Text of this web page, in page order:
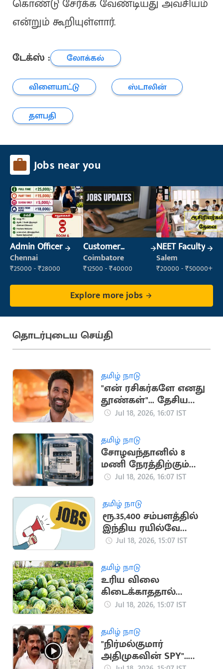
கொண்டு சேர்க்க வேண்டியது அவசியம்
என்றும் கூறியுள்ளார்.
டேக்ஸ் :
லோக்கல்
விளையாட்டு
ஸ்டாலின்
தளபதி
Jobs near you
Admin Officer
Chennai
₹25000 - ₹28000
Customer
Support Officer
Coimbatore
₹12500 - ₹40000
NEET Faculty
Salem
₹20000 - ₹50000+
Explore more jobs
தொடர்புடைய செய்தி
தமிழ் நாடு
"என் ரசிகர்களே எனது
தூண்கள்"... தேசிய
விருதுக்கு தனுஷ்
Jul 18, 2026, 16:07 IST
தமிழ் நாடு
சோழவந்தானில் 8
மணி நேரத்திற்கும்
மேலாக மின்தடை..
Jul 18, 2026, 16:07 IST
தமிழ் நாடு
ரூ.35,400 சம்பளத்தில்
இந்திய ரயில்வே
துறையில் வேலை
Jul 18, 2026, 15:07 IST
தமிழ் நாடு
உரிய விலை
கிடைக்காததால்
தர்பூசணி விவசாயிகள்
Jul 18, 2026, 15:07 IST
தமிழ் நாடு
"நிர்மல்குமார்
அதிமுகவின் SPY"..